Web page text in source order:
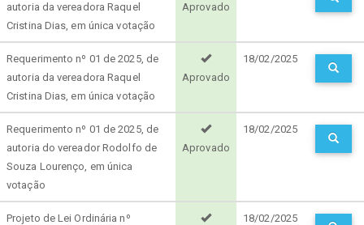
autoria da vereadora Raquel
Cristina Dias, em única votação
Aprovado
Requerimento nº 01 de 2025, de
autoria da vereadora Raquel
Cristina Dias, em única votação
Aprovado
18/02/2025
Requerimento nº 01 de 2025, de
autoria do vereador Rodolfo de
Souza Lourenço, em única
votação
Aprovado
18/02/2025
Projeto de Lei Ordinária nº
18/02/2025